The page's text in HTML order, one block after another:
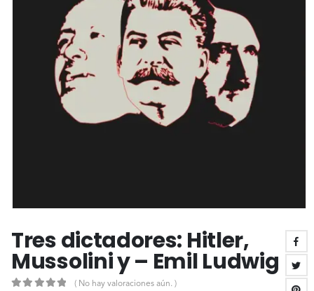
Tres dictadores: Hitler,
Mussolini y – Emil Ludwig
( No hay valoraciones aún. )